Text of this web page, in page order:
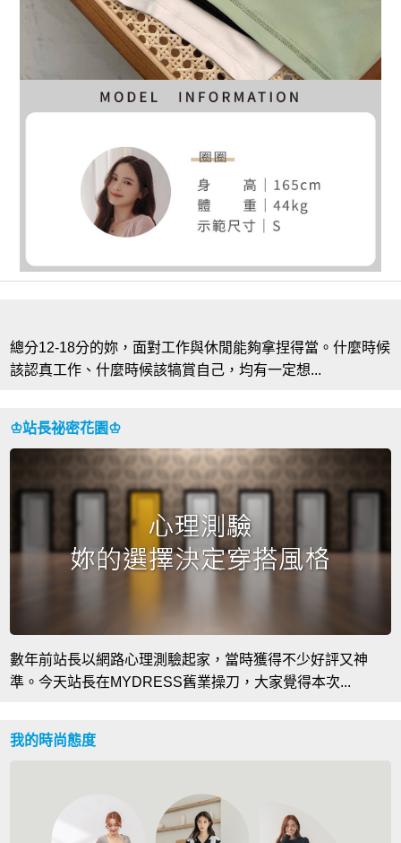
總分12-18分的妳，面對工作與休閒能夠拿捏得當。什麼時候
該認真工作、什麼時候該犒賞自己，均有一定想...
♔站長祕密花園♔
數年前站長以網路心理測驗起家，當時獲得不少好評又神
準。今天站長在MYDRESS舊業操刀，大家覺得本次...
我的時尚態度